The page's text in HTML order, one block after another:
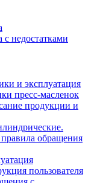
с недостатками
и эксплуатация
пресс‑масленок
продукции и
обращения
пользователя